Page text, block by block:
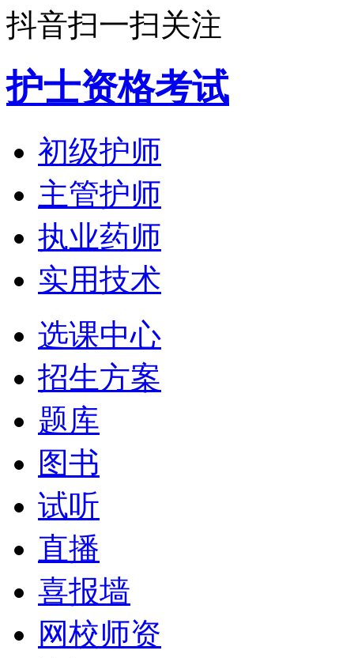
抖音扫一扫关注
护士资格考试
初级护师
主管护师
执业药师
实用技术
选课中心
招生方案
题库
图书
试听
直播
喜报墙
网校师资